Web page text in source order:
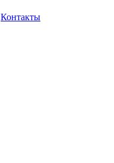
Контакты